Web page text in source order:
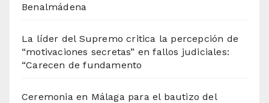
Benalmádena
La líder del Supremo critica la percepción de
“motivaciones secretas” en fallos judiciales:
“Carecen de fundamento
Ceremonia en Málaga para el bautizo del